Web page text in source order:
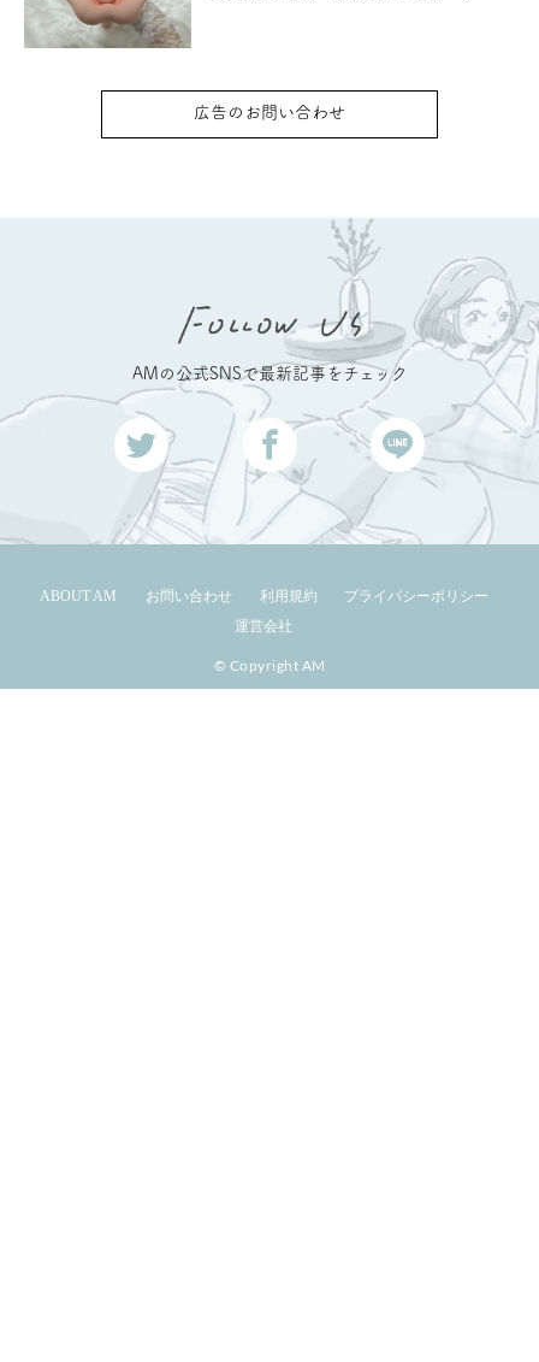
広告のお問い合わせ
AMの公式SNSで最新記事をチェック
ABOUT AM お問い合わせ 利用規約
プライバシーポリシー
運営会社
© Copyright AM